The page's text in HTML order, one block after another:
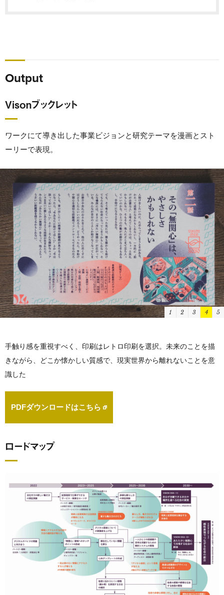
Output
Visonブックレット
ワークにて導き出した事業ビジョンと研究テーマを漫画とスト
ーリーで表現。
1 2 3 4 5
手触り感を重視すべく、印刷はレトロ印刷を選択。未来のことを描
きながら、どこか懐かしい質感で、現実世界から離れないことを意
識した
PDFダウンロードはこちら
ロードマップ